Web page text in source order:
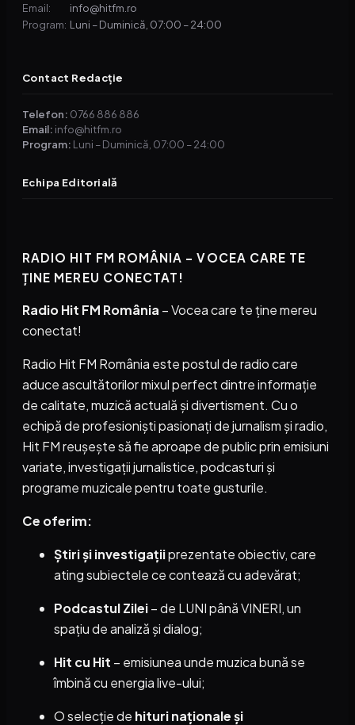
Email: info@hitfm.ro
Program: Luni – Duminică, 07:00 – 24:00
Contact Redacție
Telefon: 0766 886 886
Email: info@hitfm.ro
Program: Luni – Duminică, 07:00 – 24:00
Echipa Editorială
RADIO HIT FM ROMÂNIA – VOCEA CARE TE
ȚINE MEREU CONECTAT!
Radio Hit FM România – Vocea care te ține mereu
conectat!
Radio Hit FM România este postul de radio care
aduce ascultătorilor mixul perfect dintre informație
de calitate, muzică actuală și divertisment. Cu o
echipă de profesioniști pasionați de jurnalism și radio,
Hit FM reușește să fie aproape de public prin emisiuni
variate, investigații jurnalistice, podcasturi și
programe muzicale pentru toate gusturile.
Ce oferim:
Știri și investigațiiprezentate obiectiv, care
ating subiectele ce contează cu adevărat;
Podcastul Zilei– de LUNI până VINERI, un
spațiu de analiză și dialog;
Hit cu Hit – emisiunea unde muzica bună se
îmbină cu energia live-ului;
O selecție de hituri naționale și